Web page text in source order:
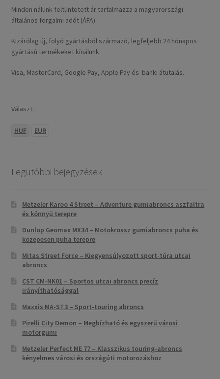
Minden nálunk feltüntetett ár tartalmazza a magyarországi
általános forgalmi adót (ÁFA).
Kizárólag új, folyó gyártásból származó, legfeljebb 24 hónapos
gyártású termékeket kínálunk.
Visa, MasterCard, Google Pay, Apple Pay és banki átutalás.
Választ:
HUF EUR
Legutóbbi bejegyzések
Metzeler Karoo 4 Street – Adventure gumiabroncs aszfaltra
és könnyű terepre
Dunlop Geomax MX34 – Motokrossz gumiabroncs puha és
közepesen puha terepre
Mitas Street Force – Kiegyensúlyozott sport-túra utcai
abroncs
CST CM-NK01 – Sportos utcai abroncs precíz
irányíthatósággal
Maxxis MA-ST3 – Sport-touring abroncs
Pirelli City Demon – Megbízható és egyszerű városi
motorgumi
Metzeler Perfect ME 77 – Klasszikus touring-abroncs
kényelmes városi és országúti motorozáshoz